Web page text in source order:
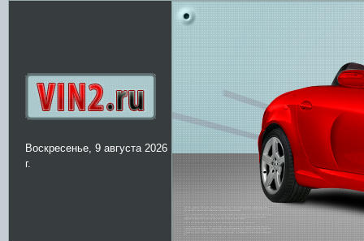
Воскресенье, 9 августа 2026
г.